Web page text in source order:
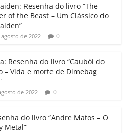
e
dI
gl
e
Cl
a
ss
ro
o
y
Li
k
p
h
ar
Resenha do livro “The
of the Beast – Um Clássico do
de 2022 0
Resenha do livro “Caubói do
– Vida e morte de Dimebag
de 2022 0
do livro “Andre Matos – O
Metal”